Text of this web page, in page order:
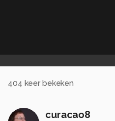
404 keer bekeken
curacao8